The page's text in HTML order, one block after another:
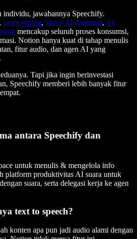
individu, jawabannya Speechify.
, voice typing, Voice AI Assistant, AI
mencakup seluruh proses konsumsi,
Notion hanya kuat di tahap menulis
fitur audio, dan agen AI yang
Tapi jika ingin berinvestasi
Speechify memberi lebih banyak fitur
antara Speechify dan
untuk menulis & mengelola info
platform produktivitas AI suara untuk
suara, serta delegasi kerja ke agen
text to speech?
konten apa pun jadi audio alami dengan